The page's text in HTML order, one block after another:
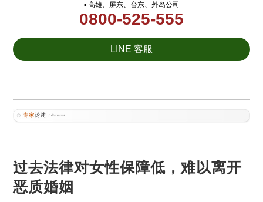
▪ 高雄、屏东、台东、外岛公司
0800-525-555
LINE 客服
过去法律对女性保障低，难以离开
恶质婚姻